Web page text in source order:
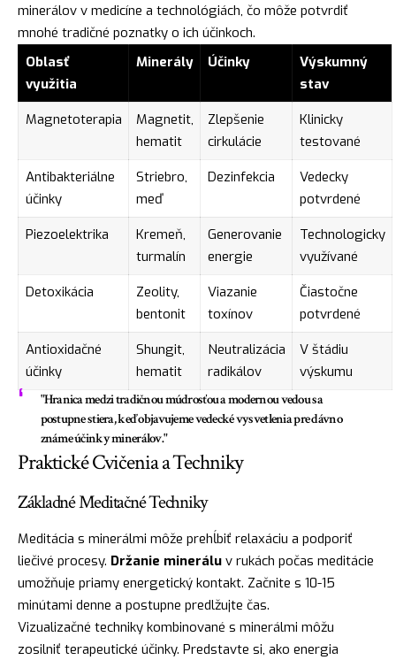
minerálov v medicíne a technológiách, čo môže potvrdiť
mnohé tradičné poznatky o ich účinkoch.
Oblasť
využitia
Minerály Účinky
Výskumný
stav
Magnetoterapia
Magnetit,
hematit
Zlepšenie
cirkulácie
Klinicky
testované
Antibakteriálne
účinky
Striebro,
meď
Dezinfekcia
Vedecky
potvrdené
Piezoelektrika
Kremeň,
turmalín
Generovanie
energie
Technologicky
využívané
Detoxikácia
Zeolity,
bentonit
Viazanie
toxínov
Čiastočne
potvrdené
Antioxidačné
účinky
Shungit,
hematit
Neutralizácia
radikálov
V štádiu
výskumu
"Hranica medzi tradičnou múdrosťou a modernou vedou sa
postupne stiera, keď objavujeme vedecké vysvetlenia pre dávno
známe účinky minerálov."
Praktické Cvičenia a Techniky
Základné Meditačné Techniky
Meditácia s minerálmi môže prehĺbiť relaxáciu a podporiť
liečivé procesy. Držanie minerálu v rukách počas meditácie
umožňuje priamy energetický kontakt. Začnite s 10-15
minútami denne a postupne predlžujte čas.
Vizualizačné techniky kombinované s minerálmi môžu
zosilniť terapeutické účinky. Predstavte si, ako energia